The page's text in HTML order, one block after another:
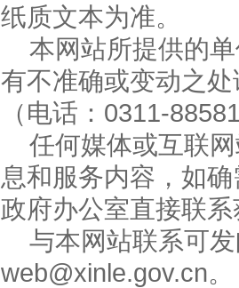
纸质文本为准。
本网站所提供的
有不准确或变动之
（电话：0311-
任何媒体或互联
息和服务内容，如
政府办公室直接联
与本网站联系可
web@xinle.gov.cn。